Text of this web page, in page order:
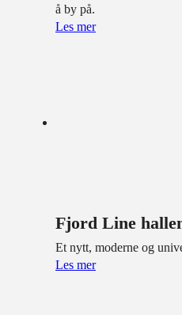
å by på.
Les mer
Fjord Line
Et nytt, moderne og
Les mer